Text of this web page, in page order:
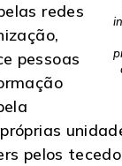
redes
pessoas
pelos